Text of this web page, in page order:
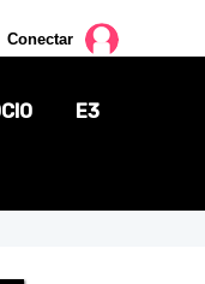
Conectar
E3